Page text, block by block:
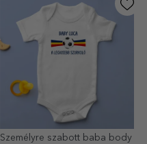
Személyre szabott baba body